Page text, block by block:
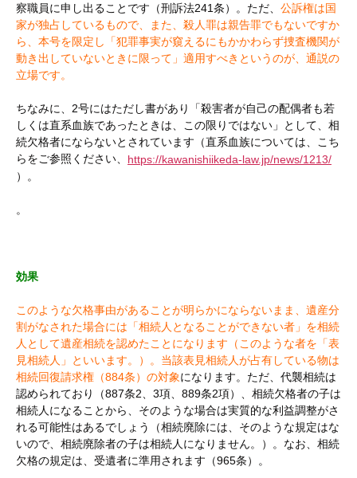
察職員に申し出ることです（刑訴法241条）。ただ、 公訴権は国
家が独占しているもので、また、殺人罪は親告罪でもないですか
ら、本号を限定し「犯罪事実が窺えるにもかかわらず捜査機関が
動き出していないときに限って」適用すべきというのが、通説の
立場です。
ちなみに、2号にはただし書があり「殺害者が自己の配偶者も若
しくは直系血族であったときは、この限りではない」として、相
続欠格者にならないとされています（直系血族については、こち
らをご参照ください、 https://kawanishiikeda-law.jp/news/1213/
）。
。
効果
このような欠格事由があることが明らかにならないまま、遺産分
割がなされた場合には「相続人となることができない者」を相続
人として遺産相続を認めたことになります（このような者を「表
見相続人」といいます。）。当該表見相続人が占有している物は
相続回復請求権（884条）の対象になります。ただ、代襲相続は
認められており（887条2、3項、889条2項）、相続欠格者の子は
相続人になることから、そのような場合は実質的な利益調整がさ
れる可能性はあるでしょう（相続廃除には、そのような規定はな
いので、相続廃除者の子は相続人になりません。）。なお、相続
欠格の規定は、受遺者に準用されます（965条）。